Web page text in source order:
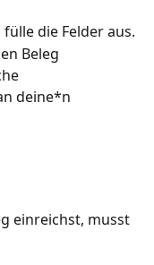
fülle die Felder aus.
Beleg
deine*n
einreichst, musst